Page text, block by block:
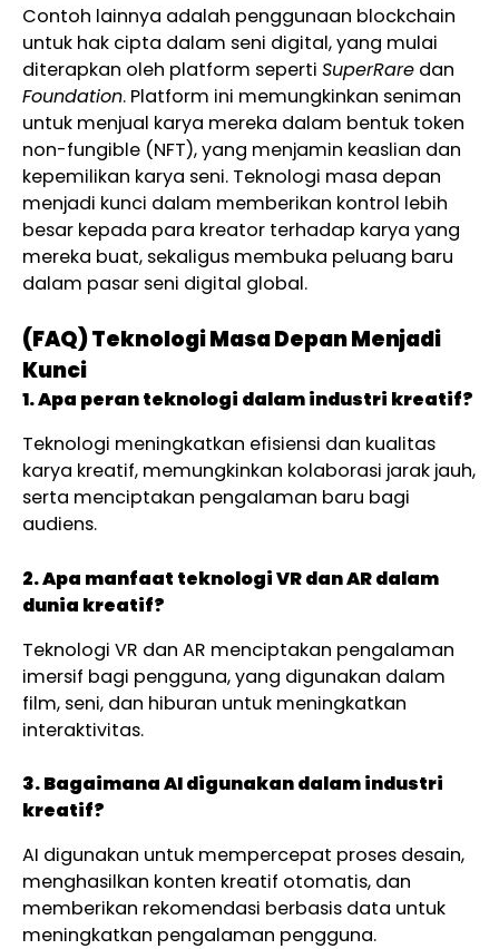
Contoh lainnya adalah penggunaan blockchain
untuk hak cipta dalam seni digital, yang mulai
diterapkan oleh platform seperti SuperRare dan
Foundation. Platform ini memungkinkan seniman
untuk menjual karya mereka dalam bentuk token
non-fungible (NFT), yang menjamin keaslian dan
kepemilikan karya seni. Teknologi masa depan
menjadi kunci dalam memberikan kontrol lebih
besar kepada para kreator terhadap karya yang
mereka buat, sekaligus membuka peluang baru
dalam pasar seni digital global.
(FAQ)TeknologiMasaDepanMenjadi
Kunci
1. Apa peran teknologi dalam industri kreatif?
Teknologi meningkatkan efisiensi dan kualitas
karya kreatif, memungkinkan kolaborasi jarak jauh,
serta menciptakan pengalaman baru bagi
audiens.
2. Apa manfaat teknologi VR dan AR dalam
dunia kreatif?
Teknologi VR dan AR menciptakan pengalaman
imersif bagi pengguna, yang digunakan dalam
film, seni, dan hiburan untuk meningkatkan
interaktivitas.
3. Bagaimana AI digunakan dalam industri
kreatif?
AI digunakan untuk mempercepat proses desain,
menghasilkan konten kreatif otomatis, dan
memberikan rekomendasi berbasis data untuk
meningkatkan pengalaman pengguna.